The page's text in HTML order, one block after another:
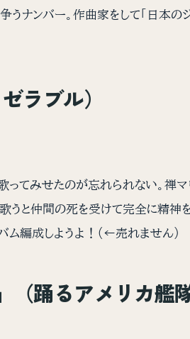
うナンバー。作曲家をして「日本
ラブル）
ってみせたのが忘れられない。禅
うと仲間の死を受けて完全に精神
ム編成しようよ！（←売れません）
踊るアメリカ艦隊